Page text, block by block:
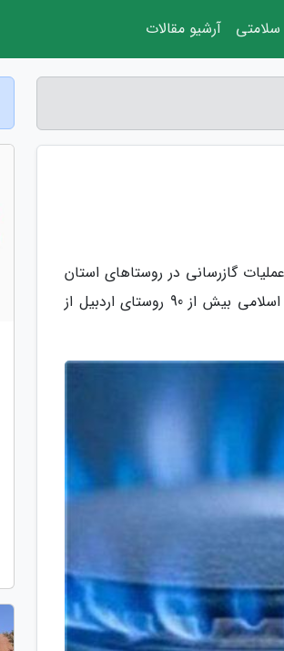
گازرسانی در روستاهای استان
اردبیل با اعلام این خبر توضیح داد: همزمان با چهلمین سال پیروزی شکوهمند انقلاب اسلامی بیش از 90 روستای اردبیل از
آرشیو مقالات